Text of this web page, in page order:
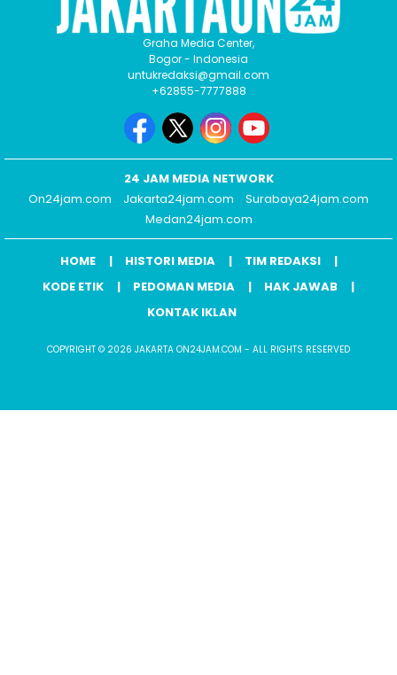
Graha Media Center,
Bogor - Indonesia
untukredaksi@gmail.com
+62855-7777888
24 JAM MEDIA NETWORK
On24jam.com
Jakarta24jam.com
Surabaya24jam.com
Medan24jam.com
HOME HISTORI MEDIA
TIM REDAKSI
KODE ETIK
PEDOMAN MEDIA
HAK JAWAB
KONTAK IKLAN
COPYRIGHT © 2026 JAKARTA ON24JAM.COM - ALL RIGHTS RESERVED